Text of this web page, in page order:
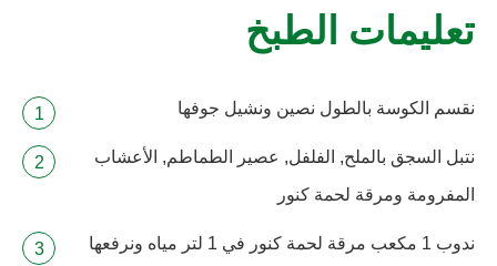
تعليمات الطبخ
نقسم الكوسة بالطول نصين ونشيل جوفها
نتبل السجق بالملح, الفلفل, عصير الطماطم, الأعشاب
المفرومة ومرقة لحمة كنور
ندوب 1 مكعب مرقة لحمة كنور في 1 لتر مياه ونرفعها